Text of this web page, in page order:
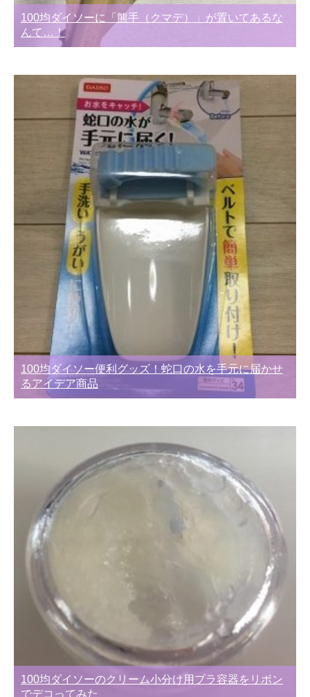
100均ダイソーに「熊手（クマデ）」が置いてあるな
んて…！
100均ダイソー便利グッズ！蛇口の水を手元に届かせ
るアイデア商品
100均ダイソーのクリーム小分け用プラ容器をリボン
でデコってみた